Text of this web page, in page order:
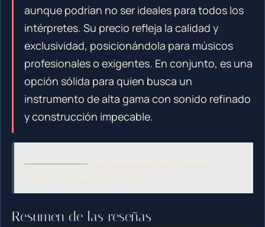
aunque podrían no ser ideales para todos los
intérpretes. Su precio refleja la calidad y
exclusividad, posicionándola para músicos
profesionales o exigentes. En conjunto, es una
opción sólida para quien busca un
instrumento de alta gama con sonido refinado
y construcción impecable.
Resumen de las reseñas